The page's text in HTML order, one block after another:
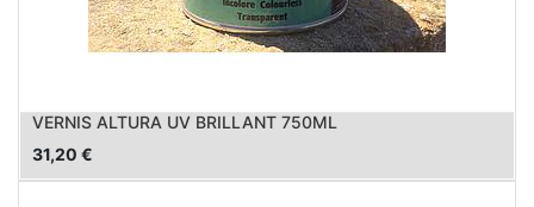
VERNIS ALTURA UV BRILLANT 750ML
31,20 €